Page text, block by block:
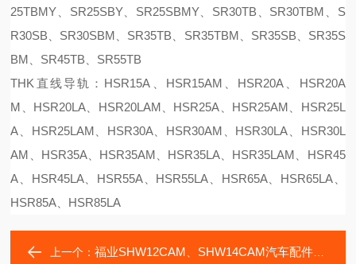
25TBMY、SR25SBY、SR25SBMY、SR30TB、SR30TBM、S
R30SB、SR30SBM、SR35TB、SR35TBM、SR35SB、SR35S
BM、SR45TB、SR55TB
THK直线导轨：HSR15A、HSR15AM、HSR20A、HSR20A
M、HSR20LA、HSR20LAM、HSR25A、HSR25AM、HSR25L
A、HSR25LAM、HSR30A、HSR30AM、HSR30LA、HSR30L
AM、HSR35A、HSR35AM、HSR35LA、HSR35LAM、HSR45
A、HSR45LA、HSR55A、HSR55LA、HSR65A、HSR65LA、
HSR85A、HSR85LA
上一个：福业SHW12CAM、SHW14CAM汽车配件THK直线导轨